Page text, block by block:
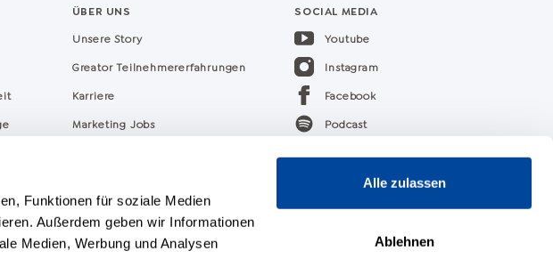
Funktionen für soziale Medien
Außerdem geben wir Informationen
Medien, Werbung und Analysen
Alle zulassen
Ablehnen
ÜBER UNS
Unsere Story
Greator Teilnehmererfahrungen
Karriere
Marketing Jobs
SOCIAL MEDIA
Youtube
Instagram
Facebook
Podcast